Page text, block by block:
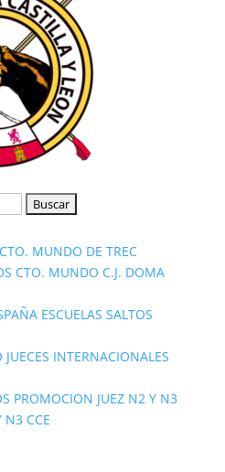
MUNDO DE TREC
CTO. MUNDO C.J. DOMA
ESCUELAS SALTOS
INTERNACIONALES
PROMOCION JUEZ N2 Y N3
N3 CCE